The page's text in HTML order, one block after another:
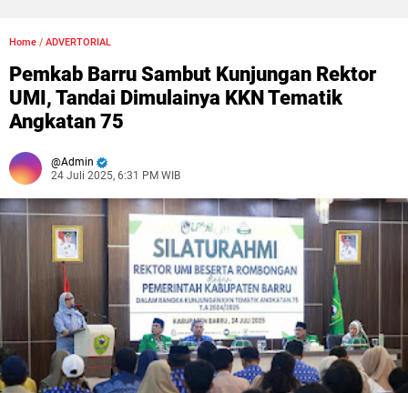
Home / ADVERTORIAL
Pemkab Barru Sambut Kunjungan Rektor
UMI, Tandai Dimulainya KKN Tematik
Angkatan 75
Admin
24 Juli 2025, 6:31 PM WIB